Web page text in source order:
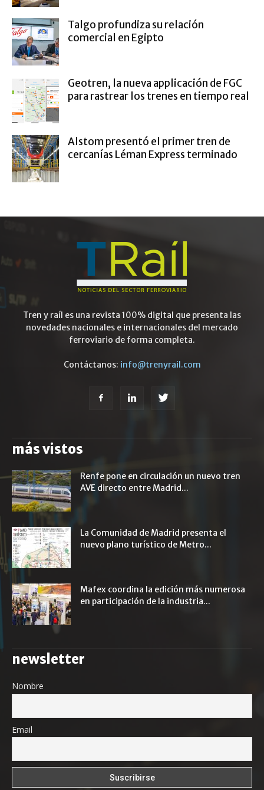
Talgo profundiza su relación
comercial en Egipto
Geotren, la nueva applicación de FGC
para rastrear los trenes en tiempo real
Alstom presentó el primer tren de
cercanías Léman Express terminado
Tren y raíl es una revista 100% digital que presenta las
novedades nacionales e internacionales del mercado
ferroviario de forma completa.
Contáctanos: info@trenyrail.com
más vistos
Renfe pone en circulación un nuevo tren
AVE directo entre Madrid...
La Comunidad de Madrid presenta el
nuevo plano turístico de Metro...
Mafex coordina la edición más numerosa
en participación de la industria...
newsletter
Nombre
Email